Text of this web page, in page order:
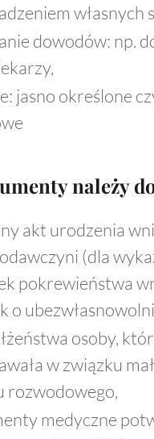
własnych
dowodów: np.
jasno określone
należy
akt urodzenia
(dla
pokrewieństwa
o
osoby,
w związku
rozwodowego,
medyczne